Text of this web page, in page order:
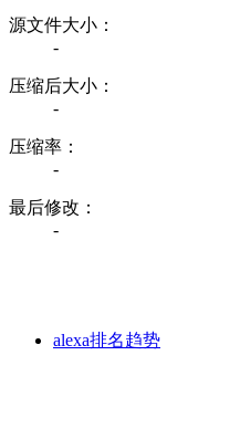
源文件大小：
-
压缩后大小：
-
压缩率：
-
最后修改：
-
alexa排名趋势